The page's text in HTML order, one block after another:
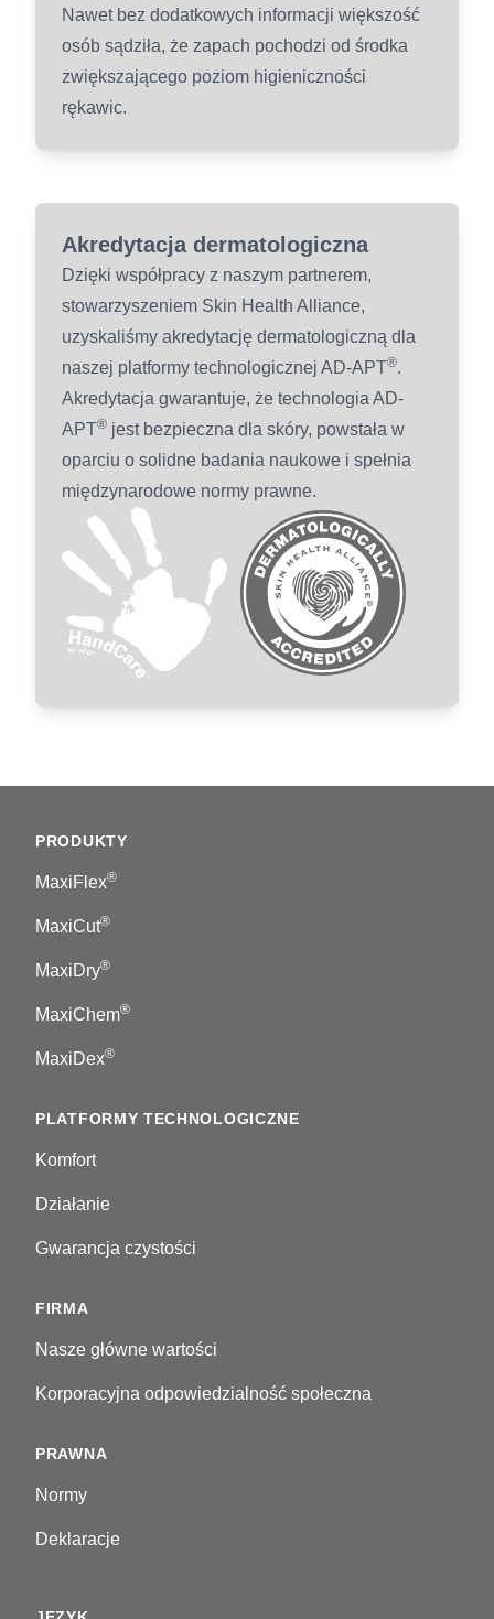
Nawet bez dodatkowych informacji większość
osób sądziła, że zapach pochodzi od środka
zwiększającego poziom higieniczności
rękawic.
Akredytacja dermatologiczna
Dzięki współpracy z naszym partnerem,
stowarzyszeniem Skin Health Alliance,
uzyskaliśmy akredytację dermatologiczną dla
naszej platformy technologicznej AD-APT®.
Akredytacja gwarantuje, że technologia AD-
APT® jest bezpieczna dla skóry, powstała w
oparciu o solidne badania naukowe i spełnia
międzynarodowe normy prawne.
PRODUKTY
MaxiFlex®
MaxiCut®
MaxiDry®
MaxiChem®
MaxiDex®
PLATFORMY TECHNOLOGICZNE
Komfort
Działanie
Gwarancja czystości
FIRMA
Nasze główne wartości
Korporacyjna odpowiedzialność społeczna
PRAWNA
Normy
Deklaracje